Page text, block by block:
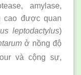
amylase,
cao được quan
leptodactylus)
ở nồng độ
và cộng sự,